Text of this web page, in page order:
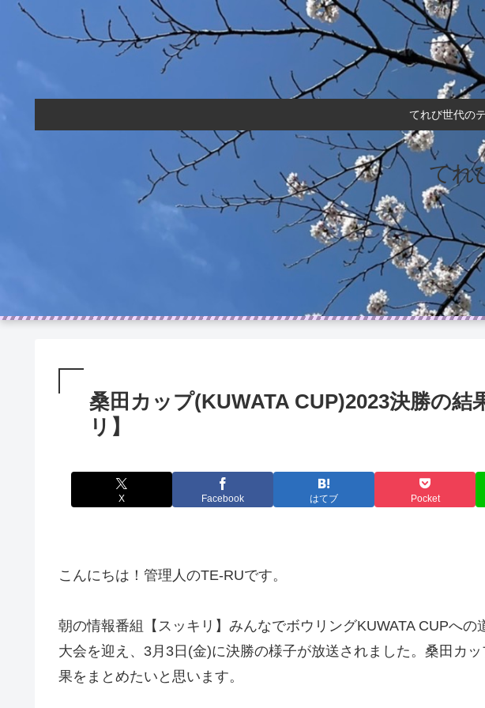
てれび世代の
てれ
桑田カップ(KUWATA CUP)2023決勝の結
リ】
X Facebook はてブ Pocket
こんにちは！管理人のTE-RUです。
朝の情報番組【スッキリ】みんなでボウリングKUWATA CUPへ
大会を迎え、3月3日(金)に決勝の様子が放送されました。桑田カ
果をまとめたいと思います。